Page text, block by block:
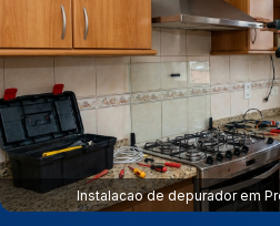
Instalacao de depurador em